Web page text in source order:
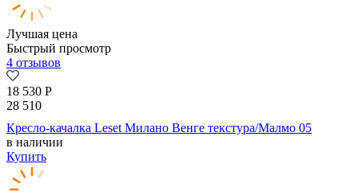
Лучшая цена
Быстрый просмотр
4 отзывов
18 530 Р
28 510
Кресло-качалка Leset Милано Венге текстура/Малмо 05
в наличии
Купить